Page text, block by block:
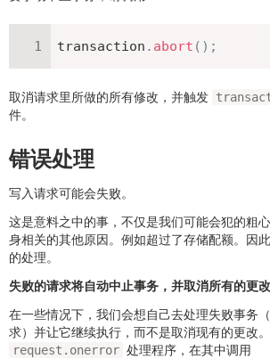
transaction . abort ( ) ;
取消请求里所做的所有修改，并触发
件。
错误处理
写入请求可能会失败。
这是意料之中的事，不仅是我们可能会犯的粗
身相关的其他原因。例如超过了存储配额。因
的处理。
失败的请求将自动中止事务，并取消所有的更改
在一些情况下，我们会想自己去处理失败事务
求）并让它继续执行，而不是取消现有的更改
request.onerror 处理程序，在其中调用